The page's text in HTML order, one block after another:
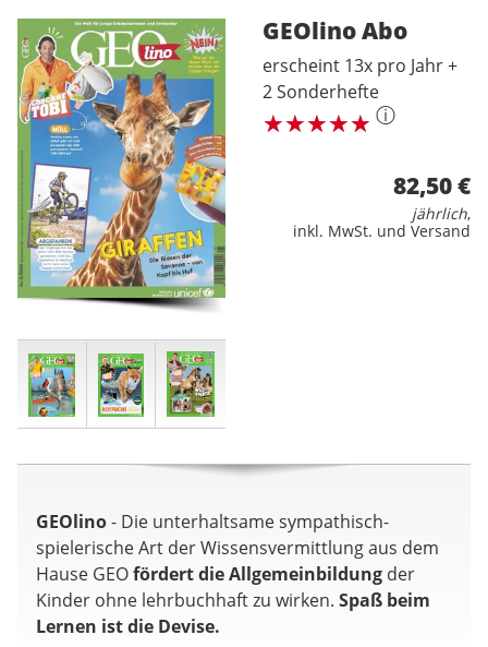
GEOlinoAbo
erscheint 13x pro Jahr +
2 Sonderhefte
ⓘ
82,50 €
jährlich,
inkl. MwSt. und Versand
GEOlino- Die unterhaltsame sympathisch-
spielerische Art der Wissensvermittlung aus dem
Hause GEOfördert die Allgemeinbildung der
Kinder ohne lehrbuchhaft zu wirken. Spaß beim
Lernen ist die Devise.